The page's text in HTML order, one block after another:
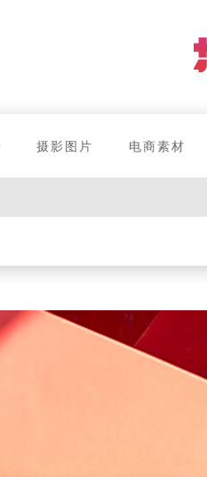
摄影图片 电商素材